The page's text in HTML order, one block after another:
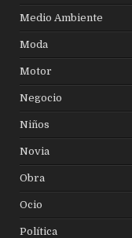
Medio Ambiente
Moda
Motor
Negocio
Niños
Novia
Obra
Ocio
Política